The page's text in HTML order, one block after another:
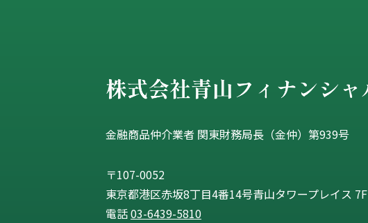
金融商品仲介業者 関東財務局長（金仲）第939号
〒107-0052
東京都港区赤坂8丁目4番14号青山タワープレイス 7F
電話03-6439-5810